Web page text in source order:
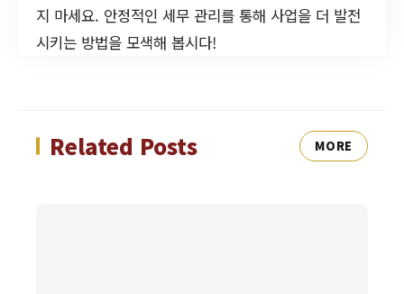
지 마세요. 안정적인 세무 관리를 통해 사업을 더 발전
시키는 방법을 모색해 봅시다!
Related Posts MORE